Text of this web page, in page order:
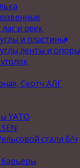
и реек
и пластины
и опоры
Скотч АЛГ
YATO
стали б/ч